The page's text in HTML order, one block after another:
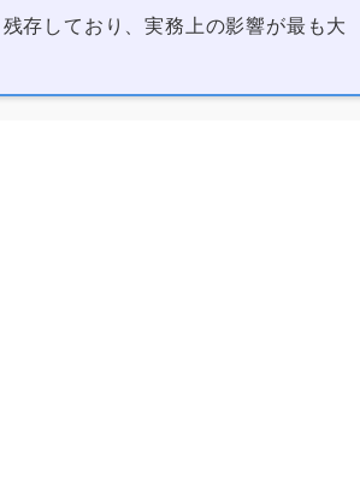
存しており、実務上の影響が最も大